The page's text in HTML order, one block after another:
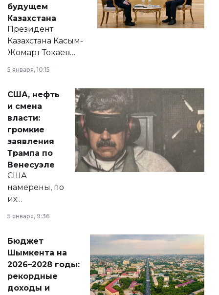
будущем
Казахстана
Президент
Казахстана Касым-
Жомарт Токаев
сразу несколько
актуальных тем —
от слухов о
политических
реформах до
вопросов армии,
экономики и
личного здоровья.
5 января, 10:15
США, нефть
и смена
власти:
громкие
заявления
Трампа по
Венесуэле
США
намерены, по
их
принести
народу
Венесуэлы.
5 января, 9:36
Бюджет
Шымкента на
2026–2028 годы:
рекордные
доходы и